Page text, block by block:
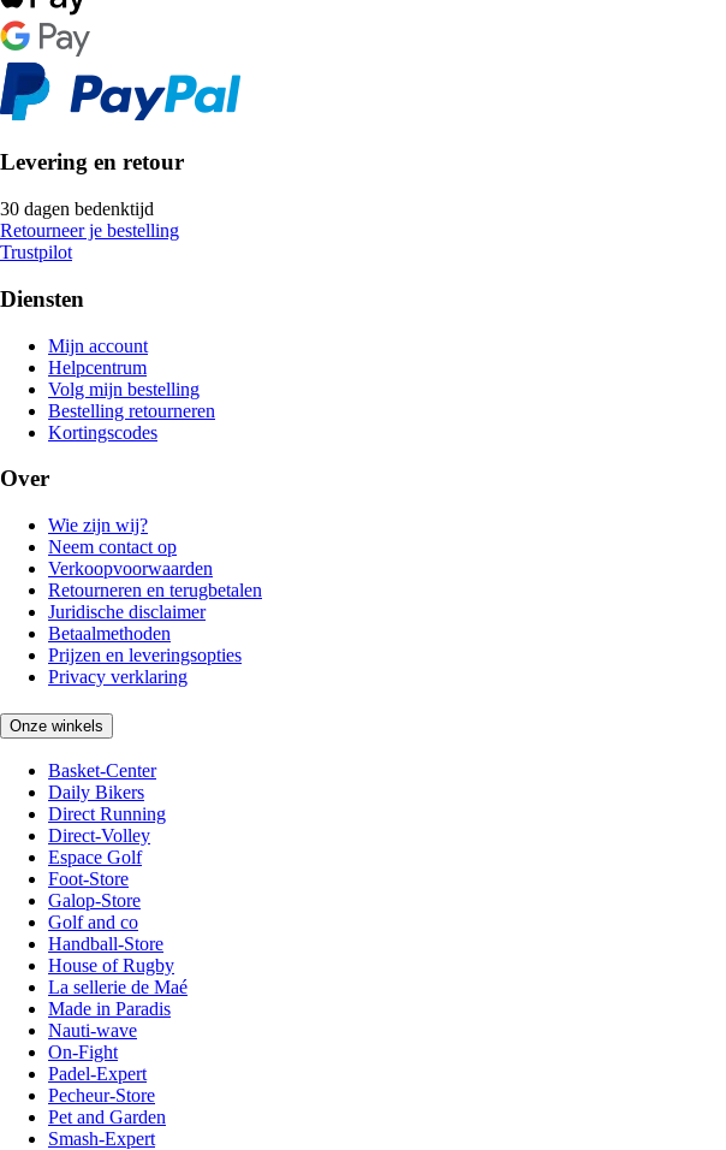
Levering en retour
30 dagen bedenktijd
Retourneer je bestelling
Trustpilot
Diensten
Mijn account
Helpcentrum
Volg mijn bestelling
Bestelling retourneren
Kortingscodes
Over
Wie zijn wij?
Neem contact op
Verkoopvoorwaarden
Retourneren en terugbetalen
Juridische disclaimer
Betaalmethoden
Prijzen en leveringsopties
Privacy verklaring
Onze winkels
Basket-Center
Daily Bikers
Direct Running
Direct-Volley
Espace Golf
Foot-Store
Galop-Store
Golf and co
Handball-Store
House of Rugby
La sellerie de Maé
Made in Paradis
Nauti-wave
On-Fight
Padel-Expert
Pecheur-Store
Pet and Garden
Smash-Expert